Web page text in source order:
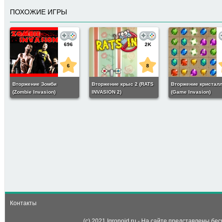
ПОХОЖИЕ ИГРЫ
696
6
Вторжение Зомби
(Zombie Invasion)
2K
8
Вторжение крыс 2 (RATS
INVASION 2)
Вторжение
(Game Invasion)
Контакты